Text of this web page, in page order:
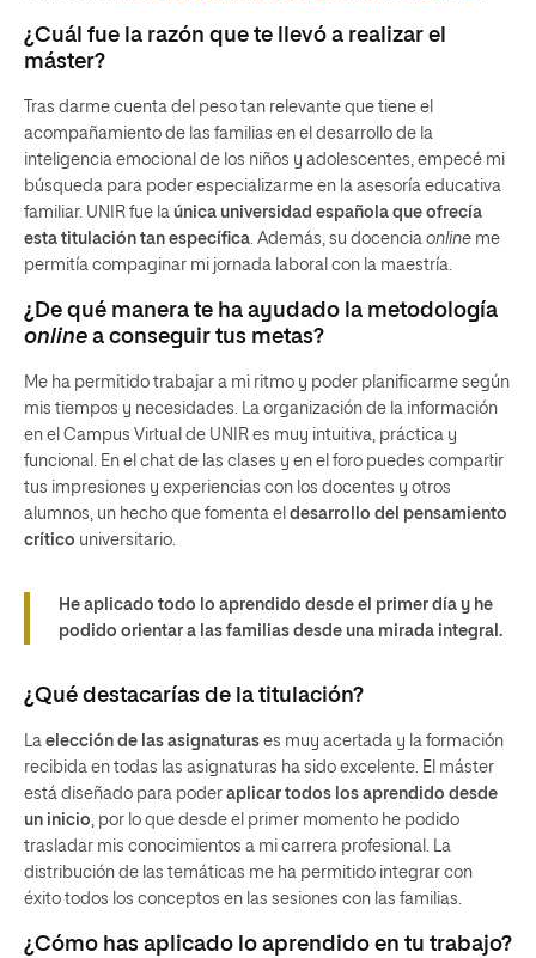
¿Cuál fue la razón que te llevó a realizar el
máster?
Tras darme cuenta del peso tan relevante que tiene el
acompañamiento de las familias en el desarrollo de la
inteligencia emocional de los niños y adolescentes, empecé mi
búsqueda para poder especializarme en la asesoría educativa
familiar. UNIR fue la única universidad española que ofrecía
esta titulación tan específica . Además, su docencia online me
permitía compaginar mi jornada laboral con la maestría.
¿De qué manera te ha ayudado la metodología
onlinea conseguir tus metas?
Me ha permitido trabajar a mi ritmo y poder planificarme según
mis tiempos y necesidades. La organización de la información
en el Campus Virtual de UNIR es muy intuitiva, práctica y
funcional. En el chat de las clases y en el foro puedes compartir
tus impresiones y experiencias con los docentes y otros
alumnos, un hecho que fomenta el desarrollo del pensamiento
crítico universitario.
He aplicado todo lo aprendido desde el primer día y he
podido orientar a las familias desde una mirada integral.
¿Qué destacarías de la titulación?
La elección de las asignaturas es muy acertada y la formación
recibida en todas las asignaturas ha sido excelente. El máster
está diseñado para poder aplicar todos los aprendido desde
un inicio , por lo que desde el primer momento he podido
trasladar mis conocimientos a mi carrera profesional. La
distribución de las temáticas me ha permitido integrar con
éxito todos los conceptos en las sesiones con las familias.
¿Cómo has aplicado lo aprendido en tu trabajo?